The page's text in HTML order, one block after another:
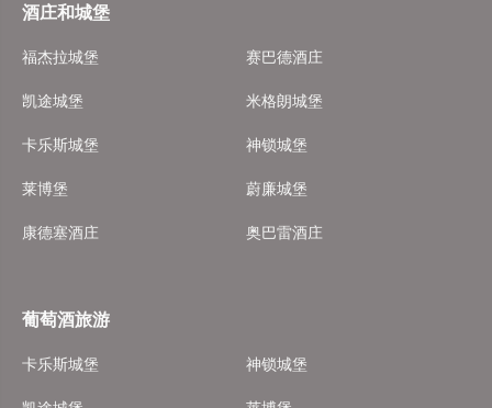
酒庄和城堡
福杰拉城堡 赛巴德酒庄
凯途城堡 米格朗城堡
卡乐斯城堡 神锁城堡
莱博堡 蔚廉城堡
康德塞酒庄 奥巴雷酒庄
葡萄酒旅游
卡乐斯城堡 神锁城堡